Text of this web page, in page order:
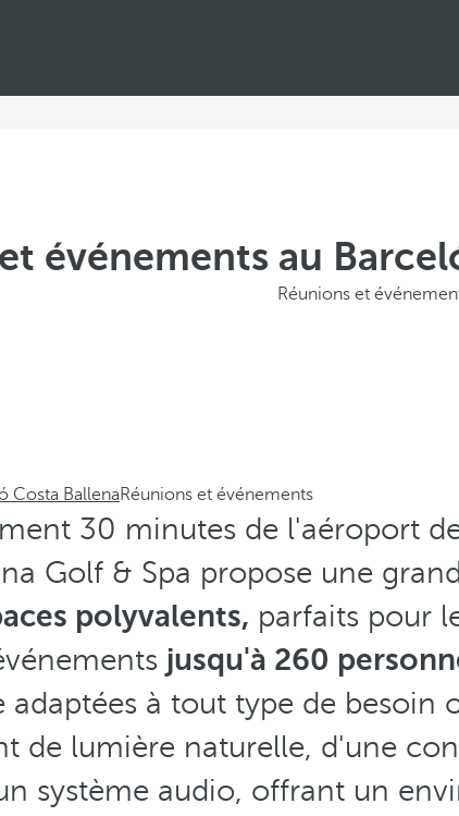
événements au
Réunions et
Costa BallenaRéunions et événements
30 minutes de l'aéroport
Golf & Spa propose une
polyvalents, parfaits pour
jusqu'à 260
adaptées à tout type de besoin
de lumière naturelle, d'une
système audio, offrant un